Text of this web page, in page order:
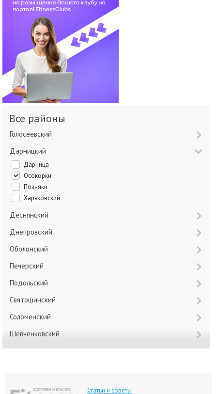
Все районы
Голосеевский
Дарницкий
Дарница
Осокорки
Позняки
Харьковский
Деснянский
Днепровский
Оболонский
Печерский
Подольский
Святошинский
Соломенский
Шевченковский
Статьи и советы